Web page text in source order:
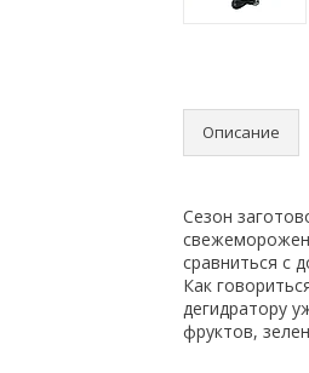
Описание
Сезон
сравниться с
Как
дегидратору
фруктов,